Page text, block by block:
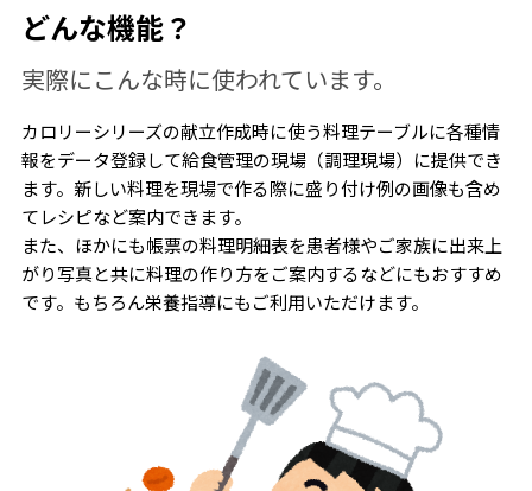
どんな機能？
実際にこんな時に使われています。
カロリーシリーズの献立作成時に使う料理テーブルに各種情
報をデータ登録して給食管理の現場（調理現場）に提供でき
ます。新しい料理を現場で作る際に盛り付け例の画像も含め
てレシピなど案内できます。
また、ほかにも帳票の料理明細表を患者様やご家族に出来上
がり写真と共に料理の作り方をご案内するなどにもおすすめ
です。もちろん栄養指導にもご利用いただけます。